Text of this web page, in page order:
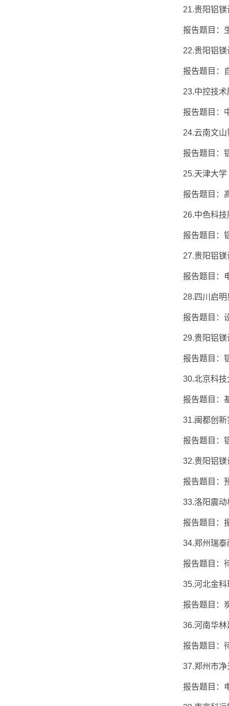
21.贵阳铝镁
报告题目：生
22.贵阳铝镁
报告题目：自
23.中控技术
报告题目：中
24.云南文山
报告题目：铝
25.天津大学
报告题目：高
26.中色科技股
报告题目：铝
27.贵阳铝镁
报告题目：电
28.四川启明
报告题目：设
29.贵阳铝镁
报告题目：铝
30.北京科技
报告题目：基
31.闽都创新
报告题目：铝
32.贵阳铝镁
报告题目：预
33.洛阳震动
报告题目：振
34.郑州瑞泰
报告题目：
35.河北金科
报告题目：炭
36.河南华林
报告题目：
37.郑州市净
报告题目：电